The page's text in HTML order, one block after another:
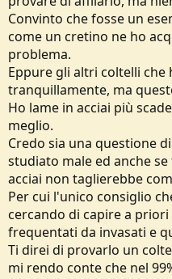
Convinto che fosse un
come un cretino ne ho
problema.
Eppure gli altri coltelli che
tranquillamente, ma
Ho lame in acciai più
meglio.
Credo sia una questione
studiato male ed anche
acciai non taglierebbe
Per cui l'unico consiglio
cercando di capire a
frequentati da invasati e
Ti direi di provarlo un
mi rendo conte che nel